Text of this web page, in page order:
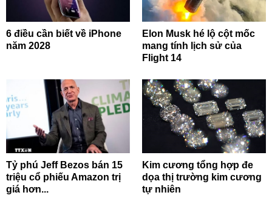
6 điều cần biết về iPhone
năm 2028
Elon Musk hé lộ cột mốc
mang tính lịch sử của
Flight 14
Tỷ phú Jeff Bezos bán 15
triệu cổ phiếu Amazon trị
giá hơn...
Kim cương tổng hợp đe
dọa thị trường kim cương
tự nhiên